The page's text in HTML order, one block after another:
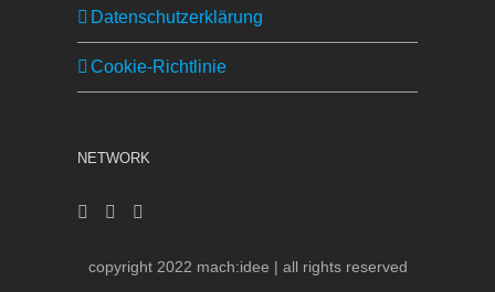
Datenschutzerklärung
Cookie-Richtlinie
NETWORK
copyright 2022 mach:idee | all rights reserved